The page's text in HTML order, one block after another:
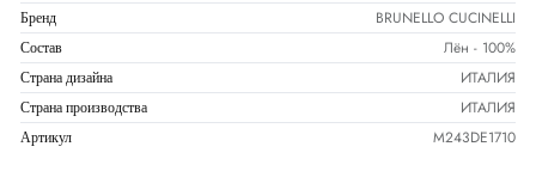
Бренд BRUNELLO CUCINELLI
Состав Лён - 100%
Страна дизайна ИТАЛИЯ
Страна производства ИТАЛИЯ
Артикул M243DE1710